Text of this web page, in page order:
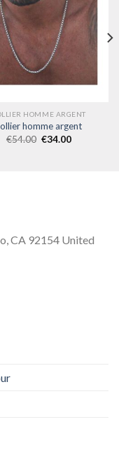
HOMME ARGENT
homme argent
€54.00 €34.00
CA 92154 United